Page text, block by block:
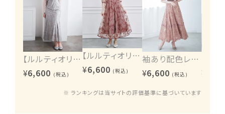
【ルルティオリジナル】ヴィンテージレース2wayワンピース
¥6,600 (税込)
【ルルティオリジナル】エンブロイダリーワンピース
¥6,600 (税込)
袖あり配色レースハシゴ切り替えワンピース
¥6,600 (税込) ¥
※ ランキングは当サイトの評価基準に基づいています